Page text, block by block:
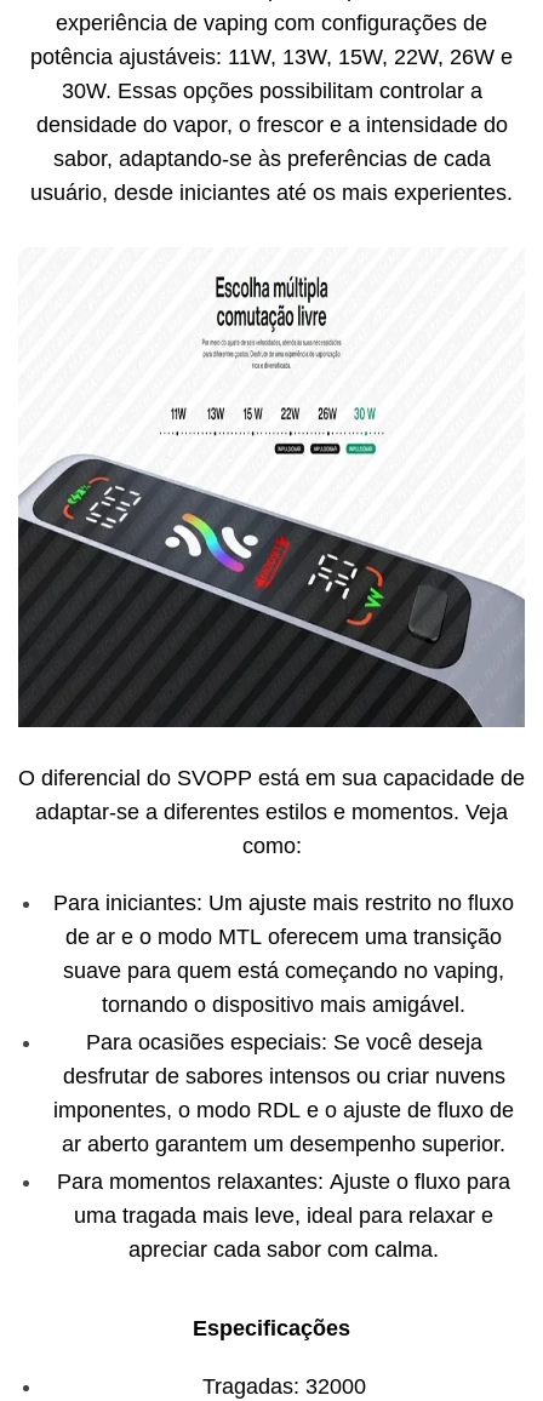
experiência de vaping com configurações de
potência ajustáveis: 11W, 13W, 15W, 22W, 26W e
30W. Essas opções possibilitam controlar a
densidade do vapor, o frescor e a intensidade do
sabor, adaptando-se às preferências de cada
usuário, desde iniciantes até os mais experientes.
O diferencial do SVOPP está em sua capacidade de
adaptar-se a diferentes estilos e momentos. Veja
como:
Para iniciantes: Um ajuste mais restrito no fluxo
de ar e o modo MTL oferecem uma transição
suave para quem está começando no vaping,
tornando o dispositivo mais amigável.
Para ocasiões especiais: Se você deseja
desfrutar de sabores intensos ou criar nuvens
imponentes, o modo RDL e o ajuste de fluxo de
ar aberto garantem um desempenho superior.
Para momentos relaxantes: Ajuste o fluxo para
uma tragada mais leve, ideal para relaxar e
apreciar cada sabor com calma.
Especificações
Tragadas: 32000